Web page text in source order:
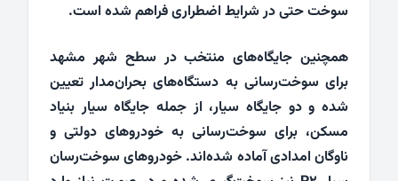
سوخت حتی در شرایط اضطراری فراهم شده است.
همچنین جایگاه‌های منتخب در سطح شهر مشهد
برای سوخت‌رسانی به دستگاه‌های بحران‌مدار تعیین
شده و دو جایگاه سیار، از جمله جایگاه سیار بنیاد
مسکن، برای سوخت‌رسانی به خودروهای دولتی و
ناوگان امدادی آماده شده‌اند. خودروهای سوخت‌رسان